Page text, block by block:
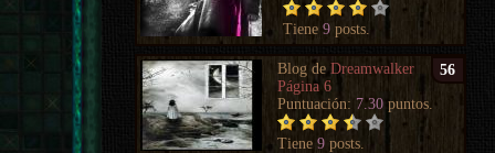
Tiene9 posts.
56
Blog deDreamwalker
Página 6
Puntuación: 7.30 puntos.
Tiene9 posts.